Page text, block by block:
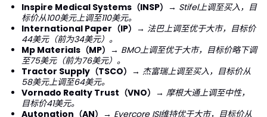
Inspire Medical Systems（INSP） → Stifel上调至买入，目
标价从100美元上调至110美元。
International Paper（IP） → 法巴上调至优于大市，目标价
44美元（前为34美元）。
Mp Materials（MP） → BMO上调至优于大市，目标价略下调
至75美元（前为76美元）。
Tractor Supply（TSCO） → 杰富瑞上调至买入，目标价从
58美元上调至64美元。
Vornado Realty Trust（VNO） → 摩根大通上调至中性，
目标价41美元。
Autonation（AN） → Evercore ISI维持优于大市，目标价从